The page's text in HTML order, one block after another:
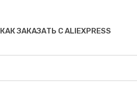
КАК ЗАКАЗАТЬ С ALIEXPRESS